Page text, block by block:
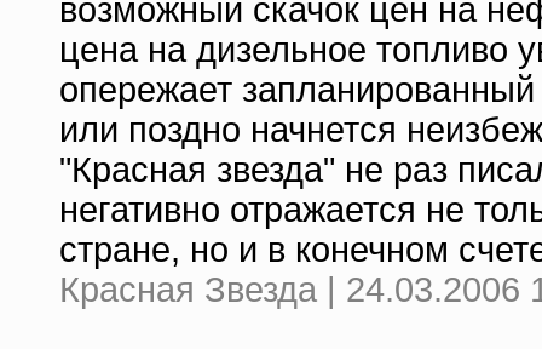
возможный скачок цен на
цена на дизельное топливо
опережает
или поздно начнется
"Красная звезда" не раз
негативно отражается не
стране, но и в конечном
Красная Звезда | 24.03.2006